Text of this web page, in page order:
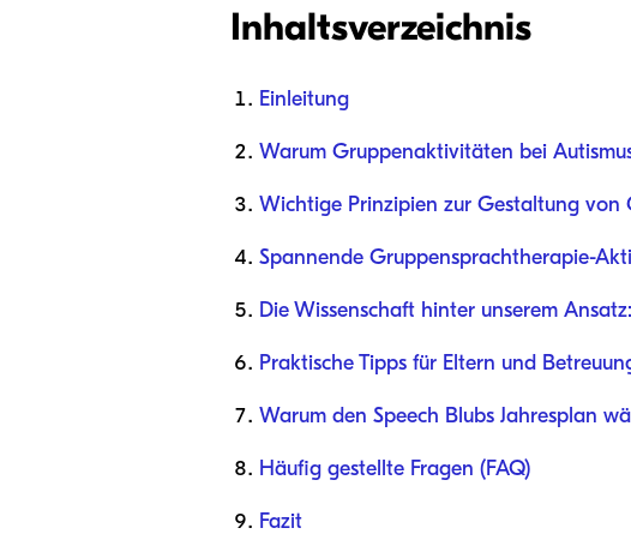
Inhaltsverzeichnis
Einleitung
Warum Gruppenaktivitäten bei
Wichtige Prinzipien zur Gestaltung
Spannende Gruppensprachtherapie-
Die Wissenschaft hinter unserem
Praktische Tipps für Eltern und
Warum den Speech Blubs Jahresplan
Häufig gestellte Fragen (FAQ)
Fazit